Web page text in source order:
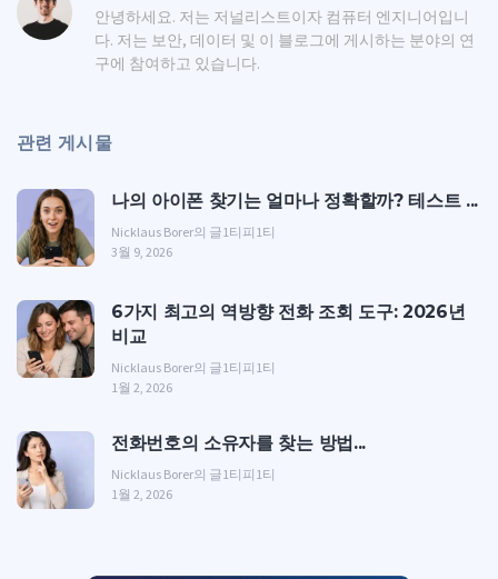
안녕하세요. 저는 저널리스트이자 컴퓨터 엔지니어입니
다. 저는 보안, 데이터 및 이 블로그에 게시하는 분야의 연
구에 참여하고 있습니다.
관련 게시물
나의 아이폰 찾기는 얼마나 정확할까? 테스트 ...
Nicklaus Borer의 글 1티피1티
3월 9, 2026
6가지 최고의 역방향 전화 조회 도구: 2026년
비교
Nicklaus Borer의 글 1티피1티
1월 2, 2026
전화번호의 소유자를 찾는 방법...
Nicklaus Borer의 글 1티피1티
1월 2, 2026